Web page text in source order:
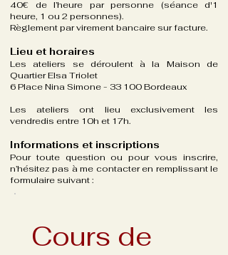
40€ de l’heure par personne (séance d'1
heure, 1 ou 2 personnes).
Règlement par virement bancaire sur facture.
Lieu et horaires
Les ateliers se déroulent à la Maison de
Quartier Elsa Triolet
6 Place Nina Simone - 33 100 Bordeaux
Les ateliers ont lieu exclusivement les
vendredis entre 10h et 17h.
Informations et inscriptions
Pour toute question ou pour vous inscrire,
n’hésitez pas à me contacter en remplissant le
formulaire suivant :
Cours de